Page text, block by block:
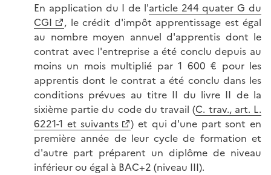
En application du I de l'article 244 quater G du
CGI
, le crédit d'impôt apprentissage est égal
au nombre moyen annuel d'apprentis dont le
contrat avec l'entreprise a été conclu depuis au
moins un mois multiplié par 1 600 € pour les
apprentis dont le contrat a été conclu dans les
conditions prévues au titre II du livre II de la
sixième partie du code du travail (C. trav., art. L.
6221-1 et suivants
) et qui d'une part sont en
première année de leur cycle de formation et
d'autre part préparent un diplôme de niveau
inférieur ou égal à BAC+2 (niveau III).